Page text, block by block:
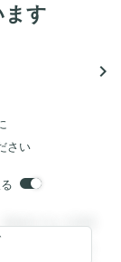
ます
navigate_next
さい
録すると回答
閲覧すること